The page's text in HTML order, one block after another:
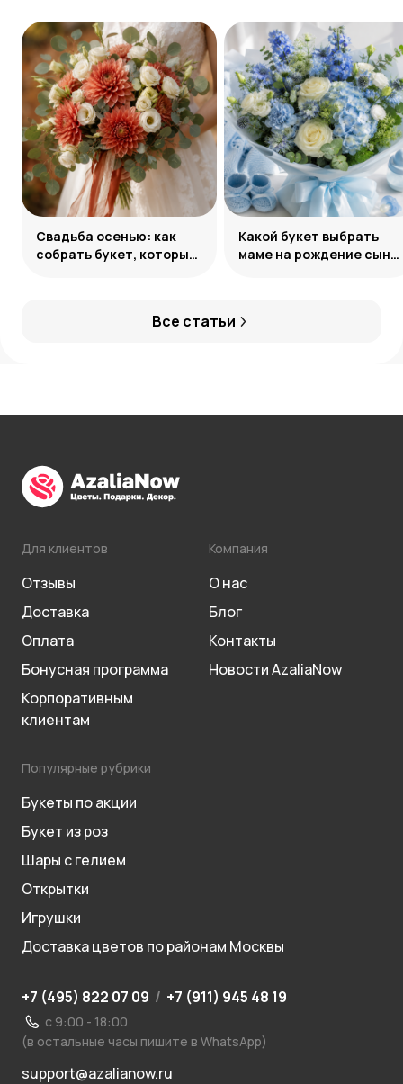
Все статьи
Свадьба осенью: как
собрать букет, который
Какой букет выбрать
маме на рождение сына:
Для клиентов
Отзывы
Доставка
Оплата
Бонусная программа
Корпоративным
клиентам
Компания
О нас
Блог
Контакты
Новости AzaliaNow
Популярные рубрики
Букеты по акции
Букет из роз
Шары с гелием
Открытки
Игрушки
Доставка цветов по районам Москвы
+7 (495) 822 07 09 / +7 (911) 945 48 19
с 9:00 - 18:00
(в остальные часы пишите в WhatsApp)
support@azalianow.ru